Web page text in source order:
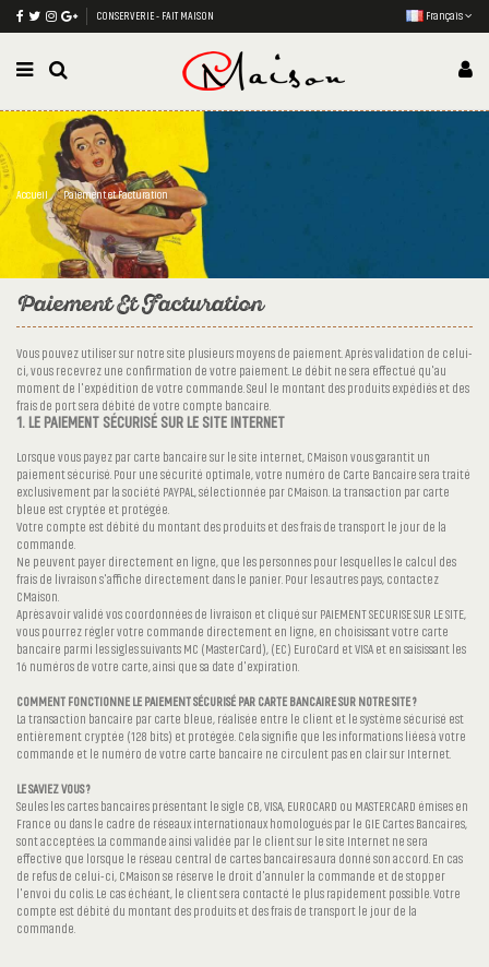
CONSERVERIE - FAIT MAISON Français
Accueil Paiement et Facturation
Paiement Et Facturation
Vous pouvez utiliser sur notre site plusieurs moyens de paiement. Après validation de celui-
ci, vous recevrez une confirmation de votre paiement. Le débit ne sera effectué qu'au
moment de l'expédition de votre commande. Seul le montant des produits expédiés et des
frais de port sera débité de votre compte bancaire.
1. LE PAIEMENT SÉCURISÉ SUR LE SITE INTERNET
Lorsque vous payez par carte bancaire sur le site internet, CMaison vous garantit un
paiement sécurisé. Pour une sécurité optimale, votre numéro de Carte Bancaire sera traité
exclusivement par la société PAYPAL, sélectionnée par CMaison. La transaction par carte
bleue est cryptée et protégée.
Votre compte est débité du montant des produits et des frais de transport le jour de la
commande.
Ne peuvent payer directement en ligne, que les personnes pour lesquelles le calcul des
frais de livraison s'affiche directement dans le panier. Pour les autres pays, contactez
CMaison.
Après avoir validé vos coordonnées de livraison et cliqué sur PAIEMENT SECURISE SUR LE SITE,
vous pourrez régler votre commande directement en ligne, en choisissant votre carte
bancaire parmi les sigles suivants MC (MasterCard), (EC) EuroCard et VISA et en saisissant les
16 numéros de votre carte, ainsi que sa date d'expiration.
COMMENT FONCTIONNE LE PAIEMENT SÉCURISÉ PAR CARTE BANCAIRE SUR NOTRE SITE ?
La transaction bancaire par carte bleue, réalisée entre le client et le système sécurisé est
entièrement cryptée (128 bits) et protégée. Cela signifie que les informations liées à votre
commande et le numéro de votre carte bancaire ne circulent pas en clair sur Internet.
LE SAVIEZ VOUS ?
Seules les cartes bancaires présentant le sigle CB, VISA, EUROCARD ou MASTERCARD émises en
France ou dans le cadre de réseaux internationaux homologués par le GIE Cartes Bancaires,
sont acceptées. La commande ainsi validée par le client sur le site Internet ne sera
effective que lorsque le réseau central de cartes bancaires aura donné son accord. En cas
de refus de celui-ci, CMaison se réserve le droit d'annuler la commande et de stopper
l'envoi du colis. Le cas échéant, le client sera contacté le plus rapidement possible. Votre
compte est débité du montant des produits et des frais de transport le jour de la
commande.